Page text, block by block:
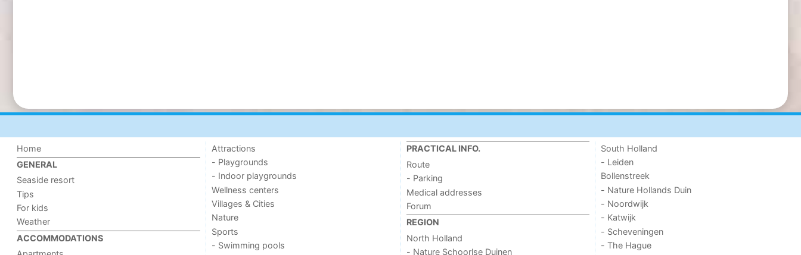
Home
GENERAL
Seaside resort
Tips
For kids
Weather
ACCOMMODATIONS
Attractions
- Playgrounds
- Indoor playgrounds
Wellness centers
Villages & Cities
Nature
Sports
- Swimming pools
PRACTICAL INFO.
Route
- Parking
Medical addresses
Forum
REGION
North Holland
- Nature Schoorlse Duinen
South Holland
- Leiden
Bollenstreek
- Nature Hollands Duin
- Noordwijk
- Katwijk
- Scheveningen
- The Hague